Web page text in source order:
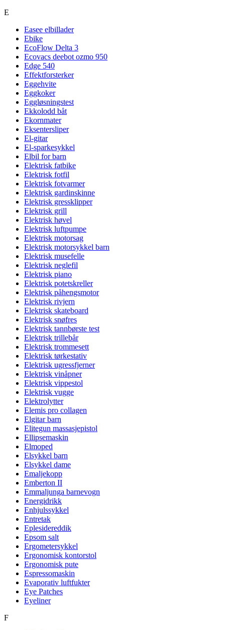
E
Easee elbillader
Ebike
EcoFlow Delta 3
Ecovacs deebot ozmo 950
Edge 540
Effektforsterker
Eggehvite
Eggkoker
Eggløsningstest
Ekkolodd båt
Ekornmater
Eksentersliper
El-gitar
El-sparkesykkel
Elbil for barn
Elektrisk fatbike
Elektrisk fotfil
Elektrisk fotvarmer
Elektrisk gardinskinne
Elektrisk gressklipper
Elektrisk grill
Elektrisk høvel
Elektrisk luftpumpe
Elektrisk motorsag
Elektrisk motorsykkel barn
Elektrisk musefelle
Elektrisk neglefil
Elektrisk piano
Elektrisk potetskreller
Elektrisk påhengsmotor
Elektrisk rivjern
Elektrisk skateboard
Elektrisk snøfres
Elektrisk tannbørste test
Elektrisk trillebår
Elektrisk trommesett
Elektrisk tørkestativ
Elektrisk ugressfjerner
Elektrisk vinåpner
Elektrisk vippestol
Elektrisk vugge
Elektrolytter
Elemis pro collagen
Elgitar barn
Elitegun massasjepistol
Ellipsemaskin
Elmoped
Elsykkel barn
Elsykkel dame
Emaljekopp
Emberton II
Emmaljunga barnevogn
Energidrikk
Enhjulssykkel
Entretak
Eplesidereddik
Epsom salt
Ergometersykkel
Ergonomisk kontorstol
Ergonomisk pute
Espressomaskin
Evaporativ luftfukter
Eye Patches
Eyeliner
F